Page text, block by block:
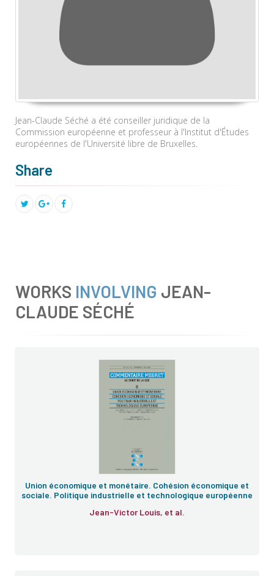
Jean-Claude Séché a été conseiller juridique de la
Commission européenne et professeur à l'Institut d'Études
européennes de l'Université libre de Bruxelles.
Share
WORKS INVOLVING JEAN-
CLAUDE SÉCHÉ
Union économique et monétaire. Cohésion économique et
sociale. Politique industrielle et technologique européenne
Jean-Victor Louis, et al.